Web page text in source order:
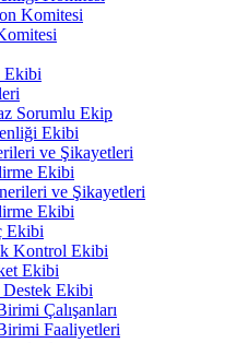
Komitesi
Ekibi
Sorumlu Ekip
Ekibi
ve Şikayetleri
Ekibi
ve Şikayetleri
Ekibi
Ekibi
Kontrol Ekibi
Ekibi
Ekibi
Çalışanları
Faaliyetleri